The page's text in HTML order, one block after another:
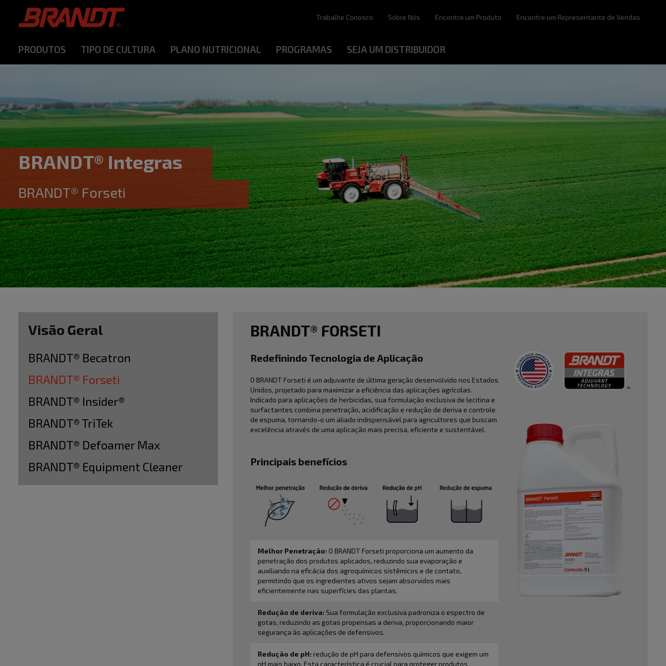
Trabalhe Conosco Sobre Nós Encontre um Produto Encontre um Representante de Vendas
PRODUTOS TIPO DE CULTURA PLANO NUTRICIONAL PROGRAMAS SEJA UM DISTRIBUIDOR
BRANDT® Integras
BRANDT® Forseti
Visão Geral
BRANDT® Becatron
BRANDT® Forseti
BRANDT® Insider®
BRANDT® TriTek
BRANDT® Defoamer Max
BRANDT® Equipment Cleaner
BRANDT® FORSETI
Redefinindo Tecnologia de Aplicação
O BRANDT Forseti é um adjuvante de última geração desenvolvido nos Estados
Unidos, projetado para maximizar a eficiência das aplicações agrícolas.
Indicado para aplicações de herbicidas, sua formulação exclusiva de lecitina e
surfactantes combina penetração, acidificação e redução de deriva e controle
de espuma, tornando-o um aliado indispensável para agricultores que buscam
excelência através de uma aplicação mais precisa, eficiente e sustentável.
Principais benefícios
Melhor Penetração: O BRANDT Forseti proporciona um aumento da
penetração dos produtos aplicados, reduzindo sua evaporação e
auxiliando na eficácia dos agroquímicos sistêmicos e de contato,
permitindo que os ingredientes ativos sejam absorvidos mais
eficientemente nas superfícies das plantas.
Redução de deriva: Sua formulação exclusiva padroniza o espectro de
gotas, reduzindo as gotas propensas a deriva, proporcionando maior
segurança às aplicações de defensivos.
Redução de pH:redução de pH para defensivos químicos que exigem um
pH mais baixo. Esta característica é crucial para proteger produtos